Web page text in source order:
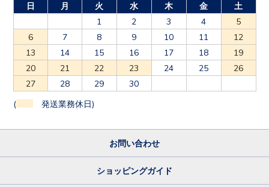
日
月 火 水 木 金
土
1
2 3 4
5
6
7 8 9 10 11
12
13
14 15 16 17 18
19
20
21 22 23 24 25
26
27
28 29 30
( 発送業務休日)
お問い合わせ
ショッピングガイド